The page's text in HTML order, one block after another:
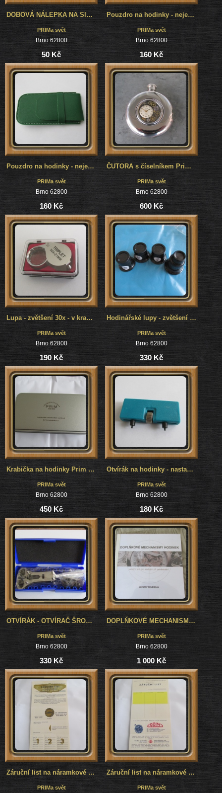
DOBOVÁ NÁLEPKA NA SIRKY - PRIM BUDÍKY II
PRIMa svět
Brno 62800
50 Kč
Pouzdro na hodinky - nejen na cestování - černé
PRIMa svět
Brno 62800
160 Kč
Pouzdro na hodinky - nejen na cestování - zelené
PRIMa svět
Brno 62800
160 Kč
ČUTORA s číselníkem Prim, placatka nejen na alkohol....
PRIMa svět
Brno 62800
600 Kč
Lupa - zvětšení 30x - v krabičce
PRIMa svět
Brno 62800
190 Kč
Hodinářské lupy - zvětšení 5x, 10x, 15x, 20x - 4 kusy - LUPA
PRIMa svět
Brno 62800
330 Kč
Krabička na hodinky Prim - plechová - pevná - nová
PRIMa svět
Brno 62800
450 Kč
Otvírák na hodinky - nastavitelný otvírač závitových dýnek
PRIMa svět
Brno 62800
180 Kč
OTVÍRÁK - OTVÍRAČ ŠROUBOVACÍCH DÝNEK - NASTAVITELNÝ - 6 SAD HROTŮ
PRIMa svět
Brno 62800
330 Kč
DOPLŇKOVÉ MECHANISMY HODINEK - UČEBNICE
PRIMa svět
Brno 62800
1 000 Kč
Záruční list na náramkové hodinky Prim, č.4
PRIMa svět
Záruční list na náramkové hodinky Prim, č.3
PRIMa svět